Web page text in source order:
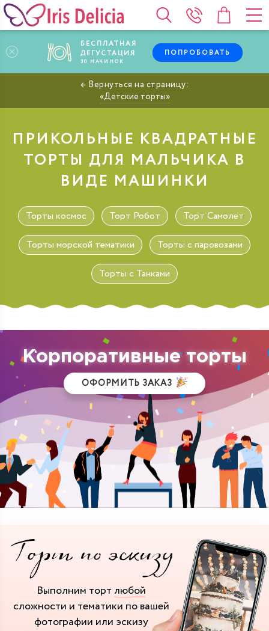
БЕСПЛАТНАЯ
ДЕГУСТАЦИЯ
30 НАЧИНОК
ПОПРОБОВАТЬ
Детские торты
ПРИКОЛЬНЫЕ КВАДРАТНЫЕ
ТОРТЫ ДЛЯ МАЛЬЧИКА В
ВИДЕ МАШИНКИ
Торты космос Торт Робот Торт Самолет
Торты морской тематики Торты с паровозами
Торты с Танками
Корпоративные торты
ОФОРМИТЬ ЗАКАЗ
Выполним торт любой
сложности и тематики по вашей
фотографии или эскизу